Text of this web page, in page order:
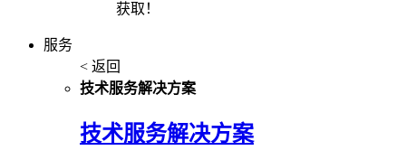
获取！
服务
< 返回
技术服务解决方案
技术服务解决方案